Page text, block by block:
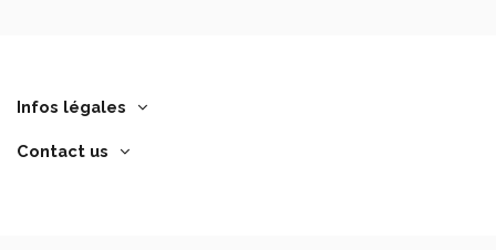
Infos légales
Contact us